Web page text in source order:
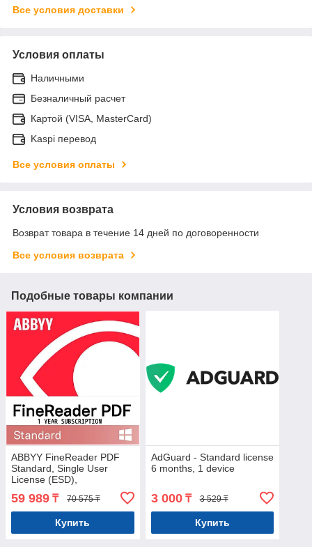
Все условия доставки
Условия оплаты
Наличными
Безналичный расчет
Картой (VISA, MasterCard)
Kaspi перевод
Все условия оплаты
Условия возврата
Возврат товара в течение 14 дней по договоренности
Все условия возврата
Подобные товары компании
ABBYY FineReader PDF
Standard, Single User
License (ESD),
59 989 ₸ 70 575 ₸
Купить
AdGuard - Standard license
6 months, 1 device
3 000₸ 3 529 ₸
Купить